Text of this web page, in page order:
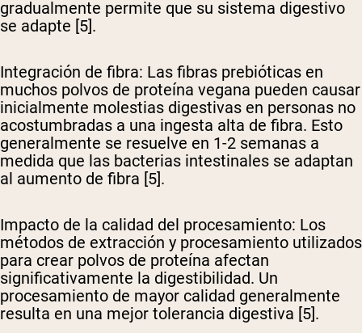
gradualmente permite que su sistema digestivo
se adapte [5].
Integración de fibra: Las fibras prebióticas en
muchos polvos de proteína vegana pueden causar
inicialmente molestias digestivas en personas no
acostumbradas a una ingesta alta de fibra. Esto
generalmente se resuelve en 1-2 semanas a
medida que las bacterias intestinales se adaptan
al aumento de fibra [5].
Impacto de la calidad del procesamiento: Los
métodos de extracción y procesamiento utilizados
para crear polvos de proteína afectan
significativamente la digestibilidad. Un
procesamiento de mayor calidad generalmente
resulta en una mejor tolerancia digestiva [5].